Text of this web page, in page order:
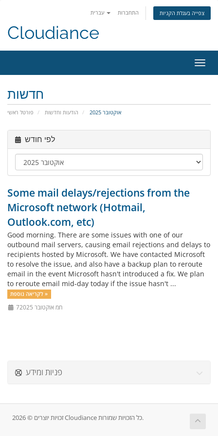
התחברות צפייה בעגלת הקניות
Cloudiance
חדשות
פורטל ראשי הודעות וחדשות אוקטובר 2025
לפי חודש
Some mail delays/rejections from the
Microsoft network (Hotmail,
Outlook.com, etc)
Good morning. There are some issues with one of our
outbound mail servers, causing email rejections and delays to
recipients hosted by Microsoft. We have contacted Microsoft
to resolve the issue, and also have a backup plan to reroute
email in the event Microsoft hasn't introduced a fix. We plan
to reroute email mid-day today if the issue hasn't ...
לקריאה נוספת »
7חמ אוקטובר 2025
פניות ומידע
זכויות יוצרים © 2026 Cloudiance כל הזכויות שמורות.